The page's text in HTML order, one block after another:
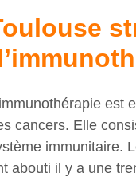
est
cancers. Elle
immunitaire.
abouti il y a une